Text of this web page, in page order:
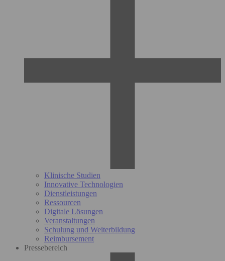
Klinische Studien
Innovative Technologien
Dienstleistungen
Ressourcen
Digitale Lösungen
Veranstaltungen
Schulung und Weiterbildung
Reimbursement
Pressebereich